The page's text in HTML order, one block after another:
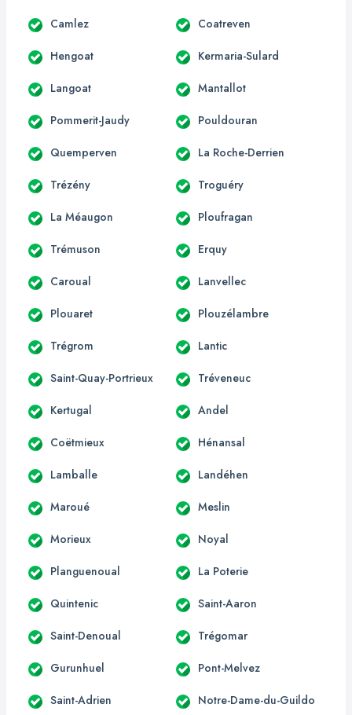
Camlez Coatreven
Hengoat Kermaria-Sulard
Langoat Mantallot
Pommerit-Jaudy Pouldouran
Quemperven La Roche-Derrien
Trézény Troguéry
La Méaugon Ploufragan
Trémuson Erquy
Caroual Lanvellec
Plouaret Plouzélambre
Trégrom Lantic
Saint-Quay-Portrieux Tréveneuc
Kertugal Andel
Coëtmieux Hénansal
Lamballe Landéhen
Maroué Meslin
Morieux Noyal
Planguenoual La Poterie
Quintenic Saint-Aaron
Saint-Denoual Trégomar
Gurunhuel Pont-Melvez
Saint-Adrien Notre-Dame-du-Guildo